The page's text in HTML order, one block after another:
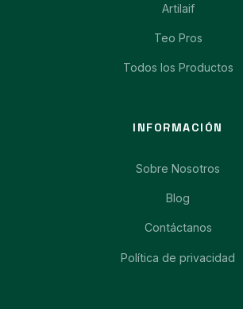
Artilaif
Teo Pros
Todos los Productos
INFORMACIÓN
Sobre Nosotros
Blog
Contáctanos
Política de privacidad